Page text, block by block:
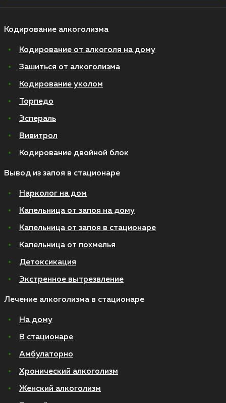
Кодирование алкоголизма
Кодирование от алкоголя на дому
Зашиться от алкоголизма
Кодирование уколом
Торпедо
Эспераль
Вивитрол
Кодирование двойной блок
Вывод из запоя в стационаре
Нарколог на дом
Капельница от запоя на дому
Капельница от запоя в стационаре
Капельница от похмелья
Детоксикация
Экстренное вытрезвление
Лечение алкоголизма в стационаре
На дому
В стационаре
Амбулаторно
Хронический алкоголизм
Женский алкоголизм